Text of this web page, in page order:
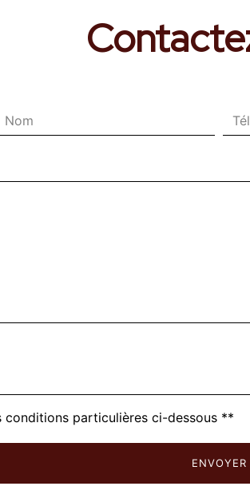
particulières ci-dessous **
ENVOYER